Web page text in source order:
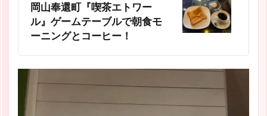
岡山奉還町『喫茶エトワー
ル』ゲームテーブルで朝食モ
ーニングとコーヒー！